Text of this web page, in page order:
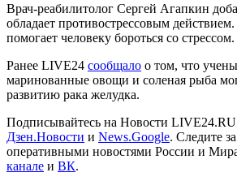
Врач-реабилитолог Сергей Агапкин
обладает противострессовым
помогает человеку бороться со стрессом.
Ранее LIVE24 сообщало о том, что
маринованные овощи и соленая рыба
развитию рака желудка.
Подписывайтесь на Новости LIVE24.RU
Дзен.Новости и News.Google. Следите
оперативными новостями России и
канале и ВК.